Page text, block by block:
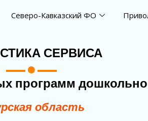
Северо-Кавказский ФО
СЕРВИСА
программ
область